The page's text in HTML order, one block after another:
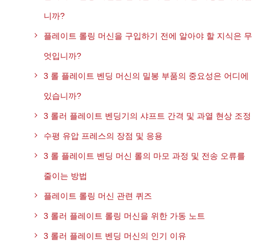
니까?
플레이트 롤링 머신을 구입하기 전에 알아야 할 지식은 무
엇입니까?
3 롤 플레이트 벤딩 머신의 밀봉 부품의 중요성은 어디에
있습니까?
3 롤러 플레이트 벤딩기의 샤프트 간격 및 과열 현상 조정
수평 유압 프레스의 장점 및 응용
3 롤 플레이트 벤딩 머신 롤의 마모 과정 및 전송 오류를
줄이는 방법
플레이트 롤링 머신 관련 퀴즈
3 롤러 플레이트 롤링 머신을 위한 가동 노트
3 롤러 플레이트 벤딩 머신의 인기 이유